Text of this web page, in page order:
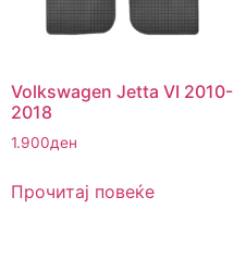
Volkswagen Jetta VI 2010-
2018
1.900ден
Прочитај повеќе